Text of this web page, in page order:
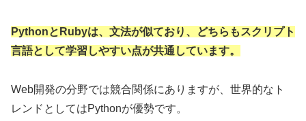
PythonとRubyは、文法が似ており、どちらもスクリプト
言語として学習しやすい点が共通しています。
Web開発の分野では競合関係にありますが、世界的なト
レンドとしてはPythonが優勢です。